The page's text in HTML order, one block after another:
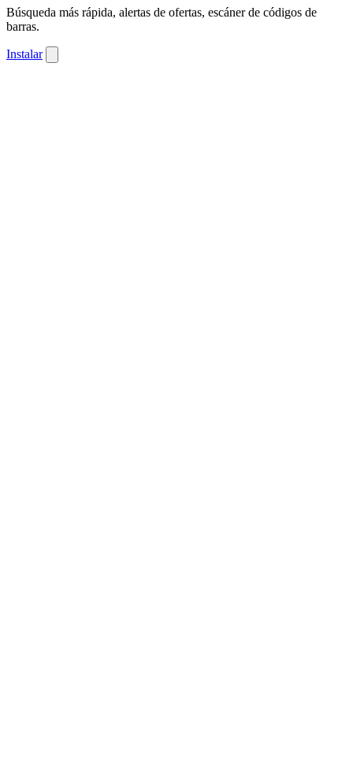
Búsqueda más rápida, alertas de ofertas, escáner de códigos de
barras.
Instalar